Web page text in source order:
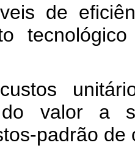
de
do valor a
padrão de